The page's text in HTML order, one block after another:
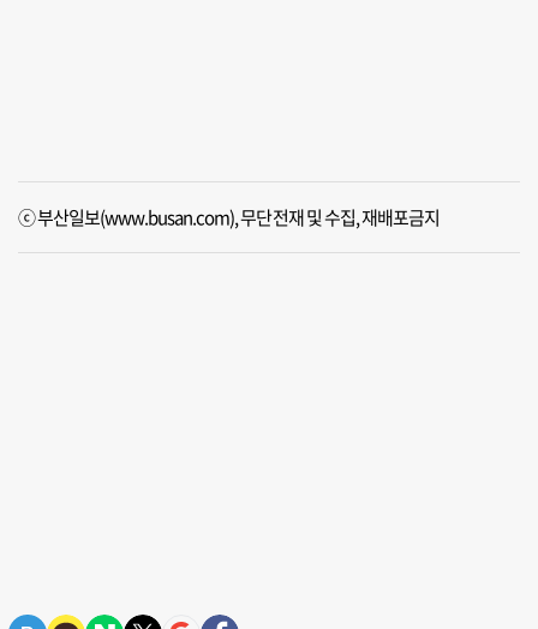
ⓒ 부산일보(www.busan.com), 무단전재 및 수집, 재배포금지